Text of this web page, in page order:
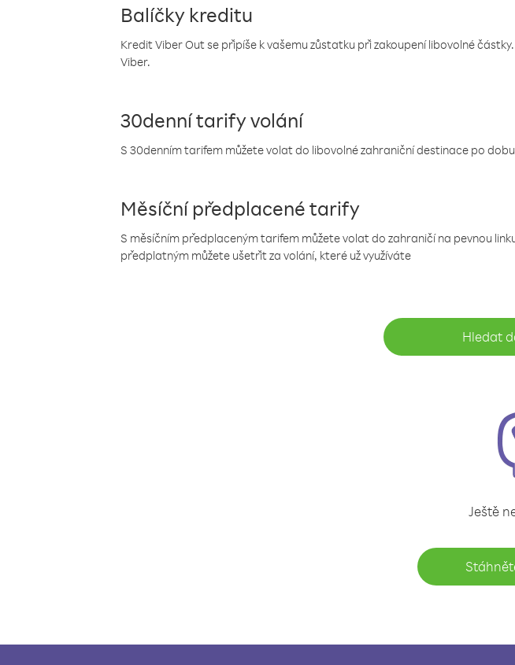
Balíčky kreditu
Kredit Viber Out se připíše k vašemu zůstatku při zakoupení libovolné
Viber.
30denní tarify volání
S 30denním tarifem můžete volat do libovolné zahraniční destinace po dobu
Měsíční předplacené tarify
S měsíčním předplaceným tarifem můžete volat do zahraničí na pevnou
předplatným můžete ušetřit za volání, které už využíváte
Hledat
Ještě